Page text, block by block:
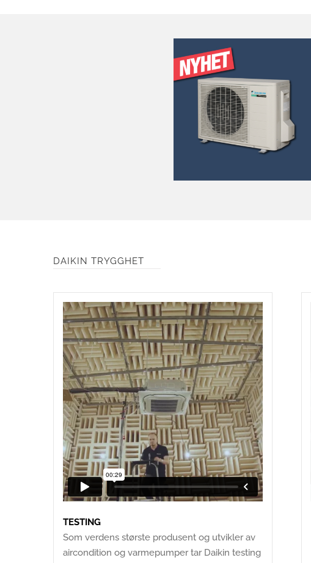
DAIKIN TRYGGHET
TESTING
Som verdens største produsent og utvikler av
aircondition og varmepumper tar Daikin testing